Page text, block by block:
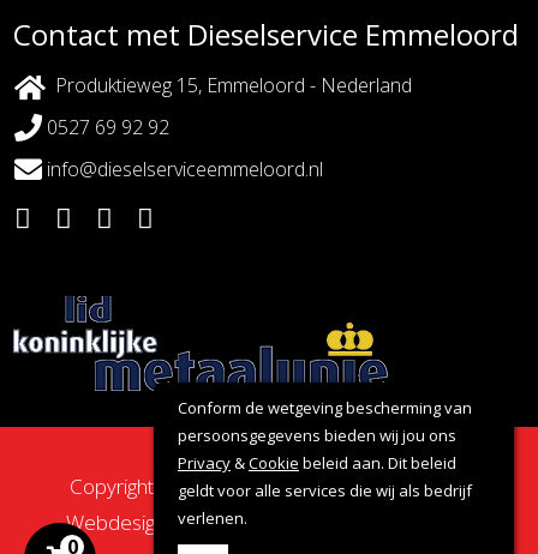
0
Conform de wetgeving bescherming van
persoonsgegevens bieden wij jou ons
Privacy&Cookie beleid aan. Dit beleid
geldt voor alle services die wij als bedrijf
verlenen.
Contact met Dieselservice Emmeloord
Produktieweg 15, Emmeloord - Nederland
0527 69 92 92
info@dieselserviceemmeloord.nl
Copyright 2026 - Dieselservice Emmeloord |
Webdesign door:Nova Septem